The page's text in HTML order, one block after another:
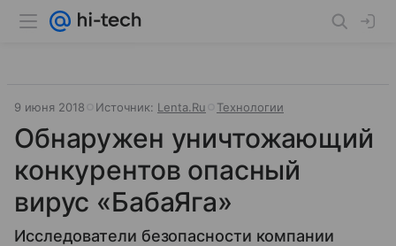
9 июня 2018 Источник: Lenta.Ru Технологии
Обнаружен уничтожающий
конкурентов опасный
вирус «БабаЯга»
Исследователи безопасности компании